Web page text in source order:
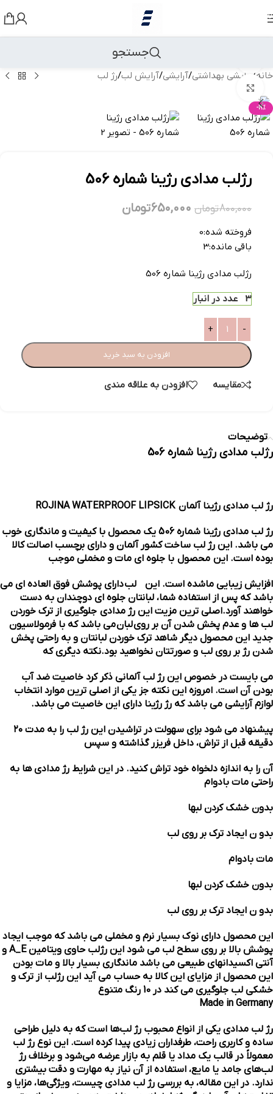
رد کردن به ناوبری
جستجو
خانه/ آرایشی بهداشتی/آرایشی/آرایش لب/رژ لب
-19%
رژلب مدادی رژینا شماره 506
800,000تومان 650,000تومان
فروخته شده:0
باقی مانده:3
رژلب مدادی رژینا شماره 506
3 عدد در انبار
افزودن به سبد خرید
مقایسه افزودن به علاقه مندی
توضیحات
رژلب مدادی رژینا شماره 506
رژ لب مدادی رژینا آلمان ROJINA WATERPROOF LIPSICK
رژ لب مدادی رژینا شماره 506 یک محصول با کیفیت و ماندگاری خوب
می باشد. این رژ لب ساخت کشور آلمان و دارای برچسب اصالت کالا
بوده است. این محصول با جلوه ای مات و مخملی موجب
افزایش زیبایی ماشده است. این
لب دارای پوشش فوق العاده ای می
باشد که پس از استفاده شما، لبانتان جلوه ای دوچندان به دست
خواهند آورد.اصلی ترین مزیت این رژ مدادی جلوگیری از ترک خوردن
لب ها و عدم پخش شدن آن بر روی لبان می باشد که با فرمولاسیون
جدید این محصول دیگر شاهد ترک خوردن لبانتان و به راحتی پخش
شدن رژ بر روی لب و صورتتان نخواهید بود.نکته دیگری که
می بایست در خصوص این رژ لب آلمانی ذکر کرد خاصیت ضد آب
بودن آن است. امروزه این نکته جز یکی از اصلی ترین موارد انتخاب
لوازم آرایشی می باشد که رژ رژینا دارای این خاصیت می باشد.
پیشنهاد می شود برای سهولت در تراشیدن این رژ لب را به مدت ۲۰
دقیقه قبل از تراش، داخل فریزر گذاشته و سپس
آن را به اندازه دلخواه خود تراش کنید. در این شرایط رژ مدادی ها به
راحتی مات بادوام
بدون خشک کردن لبها
بدو ن ایجاد ترک بر روی لب
مات بادوام
بدون خشک کردن لبها
بدو ن ایجاد ترک بر روی لب
اين محصول داراي نوك بسيار نرم و مخملي مي باشد كه موجب ايجاد
پوشش بالا بر روي سطح لب مي شود اين رژلب حاوي ويتامين A_E و
آنتي اكسيدانهاي طبيعي مي باشد ماندگاري بسيار بالا و مات بودن
اين محصول از مزاياي اين كالا به حساب مي آيد اين رژلب از ترك و
خشكي لب جلوگيري مي كند در 10 رنگ متنوع
Made in Germany
رژ لب مدادی یکی از انواع محبوب رژ لب‌ها است که به دلیل طراحی
ساده و کاربری راحت، طرفداران زیادی پیدا کرده است. این نوع رژ لب
معمولاً در قالب یک مداد یا قلم به بازار عرضه می‌شود و برخلاف رژ
لب‌های جامد یا مایع، استفاده از آن نیاز به مهارت و دقت بیشتری
ندارد. در این مقاله، به بررسی رژ لب مدادی چیست، ویژگی‌ها، مزایا و